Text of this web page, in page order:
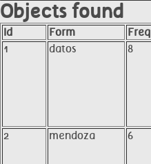
Objects found
Id Form Freq
1
datos 8
2 mendoza 6